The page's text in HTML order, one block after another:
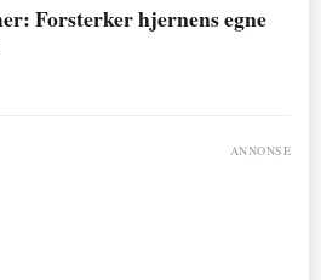
Forsterker hjernens egne
ANNONSE